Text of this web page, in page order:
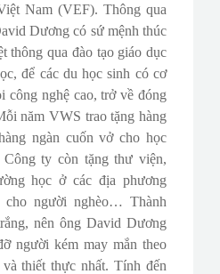
Nam (VEF). Thông qua
Dương có sứ mệnh thúc
thông qua đào tạo giáo dục
để các du học sinh có cơ
công nghệ cao, trở về đóng
năm VWS trao tặng hàng
ngàn cuốn vở cho học
Công ty còn tặng thư viện,
học ở các địa phương
cho người nghèo… Thành
nên ông David Dương
người kém may mắn theo
thiết thực nhất. Tính đến